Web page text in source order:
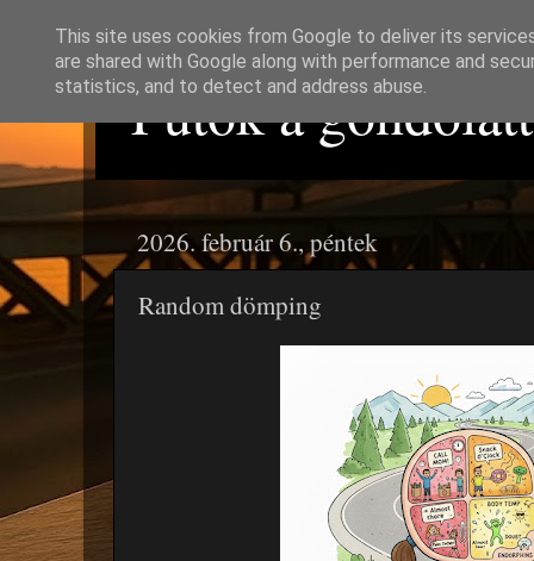
Futok a
2026. február 6., péntek
Random dömping
This site uses cookies from Google to deliver its
are shared with Google along with performance and
statistics, and to detect and address abuse.